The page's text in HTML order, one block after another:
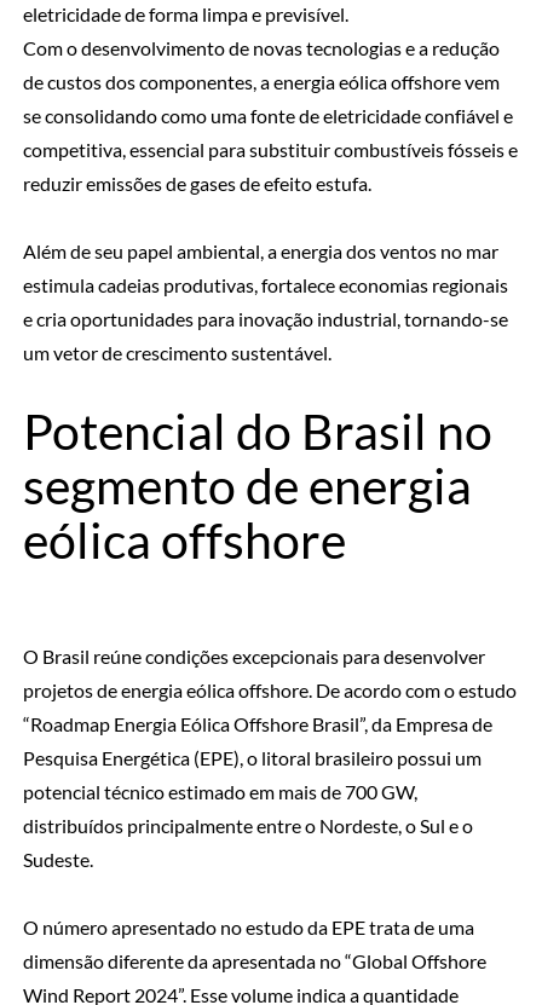
eletricidade de forma limpa e previsível.
Com o desenvolvimento de novas tecnologias e a redução
de custos dos componentes, a energia eólica offshore vem
se consolidando como uma fonte de eletricidade confiável e
competitiva, essencial para substituir combustíveis fósseis e
reduzir emissões de gases de efeito estufa.
Além de seu papel ambiental, a energia dos ventos no mar
estimula cadeias produtivas, fortalece economias regionais
e cria oportunidades para inovação industrial, tornando-se
um vetor de crescimento sustentável.
Potencial do Brasil no
segmento de energia
eólica offshore
O Brasil reúne condições excepcionais para desenvolver
projetos de energia eólica offshore. De acordo com o estudo
“Roadmap Energia Eólica Offshore Brasil”, da Empresa de
Pesquisa Energética (EPE), o litoral brasileiro possui um
potencial técnico estimado em mais de 700 GW,
distribuídos principalmente entre o Nordeste, o Sul e o
Sudeste.
O número apresentado no estudo da EPE trata de uma
dimensão diferente da apresentada no “Global Offshore
Wind Report 2024”. Esse volume indica a quantidade